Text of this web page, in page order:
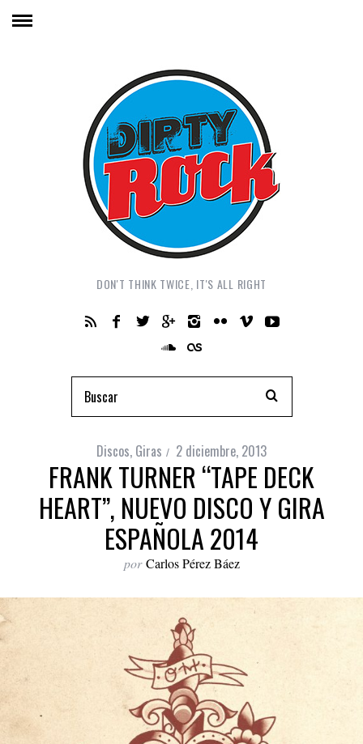
DON'T THINK TWICE, IT'S ALL RIGHT
Discos, Giras 2 diciembre, 2013
FRANK TURNER “TAPE DECK
HEART”, NUEVO DISCO Y GIRA
ESPAÑOLA 2014
por Carlos Pérez Báez